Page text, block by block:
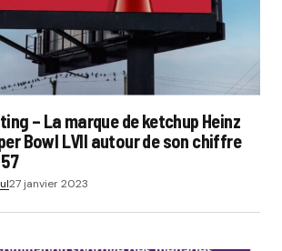
– La marque de ketchup Heinz
Bowl LVII autour de son chiffre
27 janvier 2023